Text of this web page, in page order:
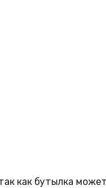
как бутылка